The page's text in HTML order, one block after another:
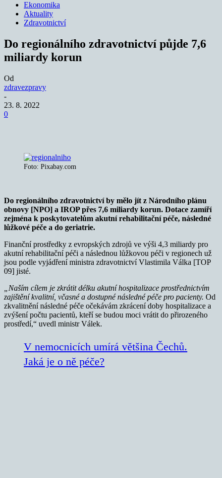
Ekonomika
Aktuality
Zdravotnictví
Do regionálního zdravotnictví půjde 7,6
miliardy korun
Od
zdravezpravy
-
23. 8. 2022
0
Foto: Pixabay.com
Do regionálního zdravotnictví by mělo jít z Národního plánu
obnovy [NPO] a IROP přes 7,6 miliardy korun. Dotace zamíří
zejména k poskytovatelům akutní rehabilitační péče, následné
lůžkové péče a do geriatrie.
Finanční prostředky z evropských zdrojů ve výši 4,3 miliardy pro
akutní rehabilitační péči a následnou lůžkovou péči v regionech už
jsou podle vyjádření ministra zdravotnictví Vlastimila Válka [TOP
09] jisté.
„Naším cílem je zkrátit délku akutní hospitalizace prostřednictvím
zajištění kvalitní, včasné a dostupné následné péče pro pacienty. Od
zkvalitnění následné péče očekávám zkrácení doby hospitalizace a
zvýšení počtu pacientů, kteří se budou moci vrátit do přirozeného
prostředí,“ uvedl ministr Válek.
V nemocnicích umírá většina Čechů.
Jaká je o ně péče?